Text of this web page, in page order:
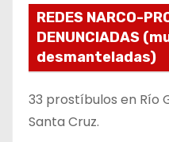
REDES NARCO-
DENUNCIADAS
desmanteladas)
33 prostíbulos en Río
Santa Cruz.